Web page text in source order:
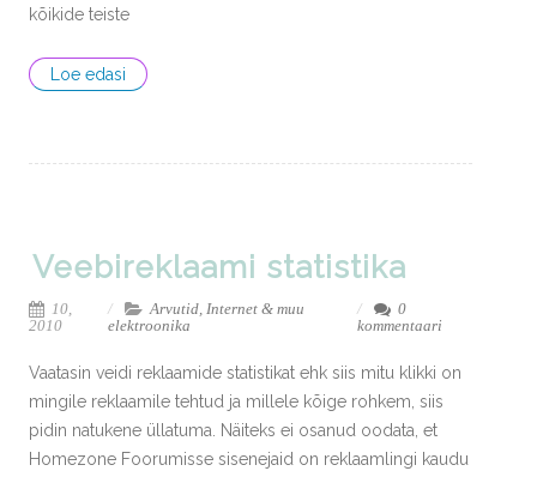
kõikide teiste
Loe edasi
Veebireklaami statistika
10,
2010
Arvutid, Internet & muu
elektroonika
0
kommentaari
Vaatasin veidi reklaamide statistikat ehk siis mitu klikki on
mingile reklaamile tehtud ja millele kõige rohkem, siis
pidin natukene üllatuma. Näiteks ei osanud oodata, et
Homezone Foorumisse sisenejaid on reklaamlingi kaudu